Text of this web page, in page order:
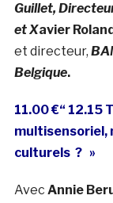
Guillet,
et Xavier Roland
et directeur,
Belgique.
11.00 €“ 12.15
multisensoriel,
culturels ? »
Avec Annie